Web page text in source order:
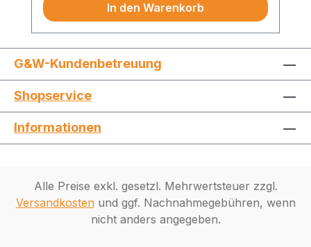
In den Warenkorb
G&W-Kundenbetreuung
Shopservice
Informationen
Alle Preise exkl. gesetzl. Mehrwertsteuer zzgl.
Versandkostenund ggf. Nachnahmegebühren, wenn
nicht anders angegeben.